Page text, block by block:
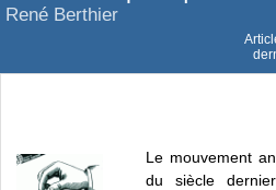
René Berthier
Le mouvement
du siècle